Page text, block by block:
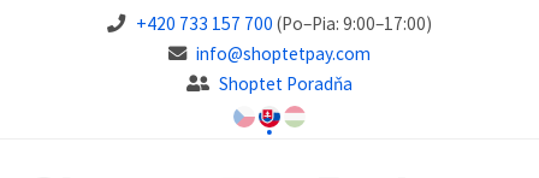
+420 733 157 700 (Po–Pia: 9:00–17:00)
info@shoptetpay.com
Shoptet Poradňa